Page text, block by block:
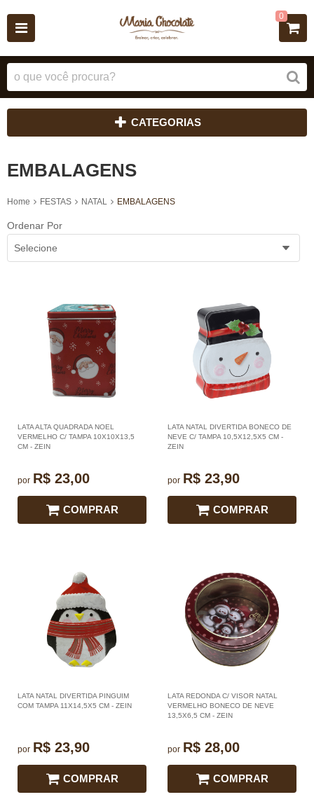
0
CATEGORIAS
EMBALAGENS
Home FESTAS NATAL EMBALAGENS
Ordenar Por
Selecione
LATA ALTA QUADRADA NOEL
VERMELHO C/ TAMPA 10X10X13,5
CM - ZEIN
por R$ 23,00
COMPRAR
LATA NATAL DIVERTIDA BONECO DE
NEVE C/ TAMPA 10,5X12,5X5 CM -
ZEIN
por R$ 23,90
COMPRAR
LATA NATAL DIVERTIDA PINGUIM
COM TAMPA 11X14,5X5 CM - ZEIN
por R$ 23,90
COMPRAR
LATA REDONDA C/ VISOR NATAL
VERMELHO BONECO DE NEVE
13,5X6,5 CM - ZEIN
por R$ 28,00
COMPRAR